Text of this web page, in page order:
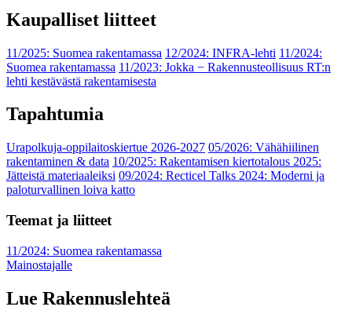
Kaupalliset liitteet
11/2025: Suomea rakentamassa 12/2024: INFRA-lehti 11/2024:
Suomea rakentamassa 11/2023: Jokka − Rakennusteollisuus RT:n
lehti kestävästä rakentamisesta
Tapahtumia
Urapolkuja-oppilaitoskiertue 2026-2027 05/2026: Vähähiilinen
rakentaminen & data 10/2025: Rakentamisen kiertotalous 2025:
Jätteistä materiaaleiksi 09/2024: Recticel Talks 2024: Moderni ja
paloturvallinen loiva katto
Teemat ja liitteet
11/2024: Suomea rakentamassa
Mainostajalle
Lue Rakennuslehteä